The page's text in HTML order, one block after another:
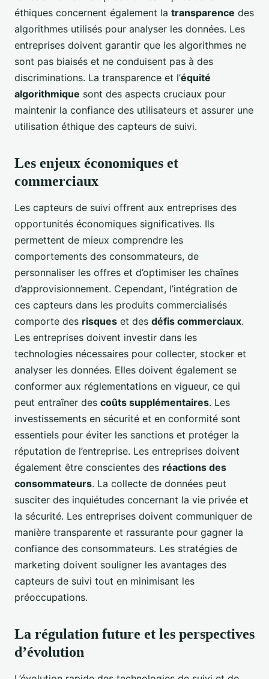
éthiques concernent également la transparence des
algorithmes utilisés pour analyser les données. Les
entreprises doivent garantir que les algorithmes ne
sont pas biaisés et ne conduisent pas à des
discriminations. La transparence et l’équité
algorithmique sont des aspects cruciaux pour
maintenir la confiance des utilisateurs et assurer une
utilisation éthique des capteurs de suivi.
Les enjeux économiques et
commerciaux
Les capteurs de suivi offrent aux entreprises des
opportunités économiques significatives. Ils
permettent de mieux comprendre les
comportements des consommateurs, de
personnaliser les offres et d’optimiser les chaînes
d’approvisionnement. Cependant, l’intégration de
ces capteurs dans les produits commercialisés
comporte des risques et des défis commerciaux.
Les entreprises doivent investir dans les
technologies nécessaires pour collecter, stocker et
analyser les données. Elles doivent également se
conformer aux réglementations en vigueur, ce qui
peut entraîner des coûts supplémentaires. Les
investissements en sécurité et en conformité sont
essentiels pour éviter les sanctions et protéger la
réputation de l’entreprise. Les entreprises doivent
également être conscientes des réactions des
consommateurs. La collecte de données peut
susciter des inquiétudes concernant la vie privée et
la sécurité. Les entreprises doivent communiquer de
manière transparente et rassurante pour gagner la
confiance des consommateurs. Les stratégies de
marketing doivent souligner les avantages des
capteurs de suivi tout en minimisant les
préoccupations.
La régulation future et les perspectives
d’évolution